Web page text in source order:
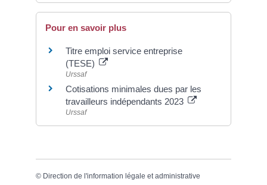
Pour en savoir plus
Titre emploi service entreprise
(TESE)
Urssaf
Cotisations minimales dues par les
travailleurs indépendants 2023
Urssaf
© Direction de l'information légale et administrative